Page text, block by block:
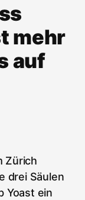
mehr
auf
Zürich
drei Säulen
Yoast ein